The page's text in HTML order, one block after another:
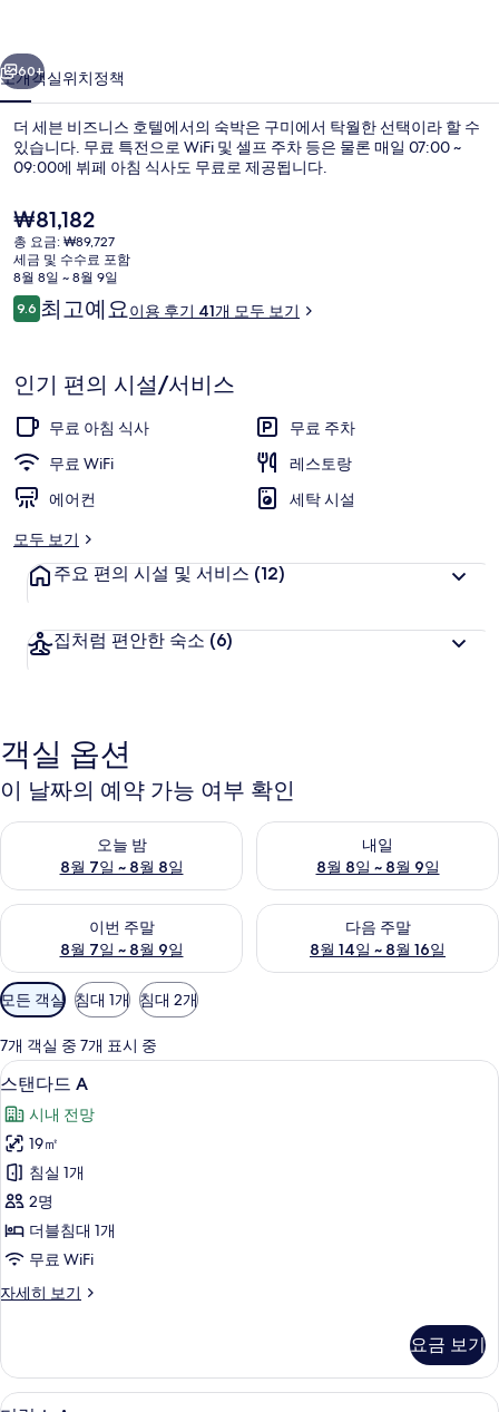
호
텔
의
사
진
갤
러
리
비즈니스 센터
다음
60+
소개객실위치정책
더 세븐 비즈니스 호텔에서의 숙박은 구미에서 탁월한 선택이라 할 수
있습니다. 무료 특전으로 WiFi 및 셀프 주차 등은 물론 매일 07:00 ~
09:00에 뷔페 아침 식사도 무료로 제공됩니다.
현
재
가
격
은
₩81,182
₩81,182
총 요금: ₩89,727
세금 및 수수료 포함
8월 8일 ~ 8월 9일
이
용
기
9.610점 만점 중 9.6점.
최고예요이용 후기 41개 모두 보기
인기 편의 시설/서비스
무료 아침 식사
무료 주차
무료 WiFi
레스토랑
에어컨
세탁 시설
모두 보기
주요 편의 시설 및 서비스 (12)
집처럼 편안한 숙소 (6)
객실 옵션
이 날짜의 예약 가능 여부 확인
오늘 밤
8월 7일 ~ 8월 8일
오늘 밤 예약 가능 여부 확인, 8월 7일 ~ 8월 8일
내일
8월 8일 ~ 8월 9일
내일 예약 가능 여부 확인, 8월
이번 주말
8월 7일 ~ 8월 9일
이번 주말 예약 가능 여부 확인, 8월 7일 ~ 8월 9일
다음 주말
8월 14일 ~ 8월 16일
다음 주말 예약 가능 여부 확인,
객
실
에
사
용
가
능
한
필
터
모든 객실 침대 1개 침대 2개
7개 객실 중 7개 표시 중
스
탠
다
드
A
사
진
모
두
기
스탠다드 A | 고급 침구, 오리/거위털
4
스탠다드 A
시내 전망
19㎡
침실 1개
2명
더블침대 1개
무료 WiFi
자세히 보기
스
A
자
요금 보기
디
디럭스 A | 고급 침구, 오리/거위털 이